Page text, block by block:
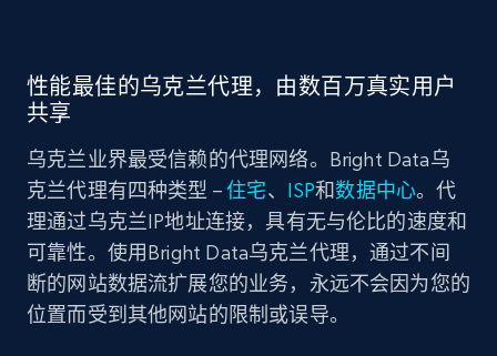
性能最佳的乌克兰代理，由数百万真实用户
共享
乌克兰业界最受信赖的代理网络。Bright Data乌
克兰代理有四种类型 –住宅、 ISP和数据中心。代
理通过乌克兰IP地址连接，具有无与伦比的速度和
可靠性。使用Bright Data乌克兰代理，通过不间
断的网站数据流扩展您的业务，永远不会因为您的
位置而受到其他网站的限制或误导。